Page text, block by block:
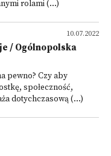
rolami (...)
10.07.2022
/ Ogólnopolska
pewno? Czy aby
społeczność,
dotychczasową (...)